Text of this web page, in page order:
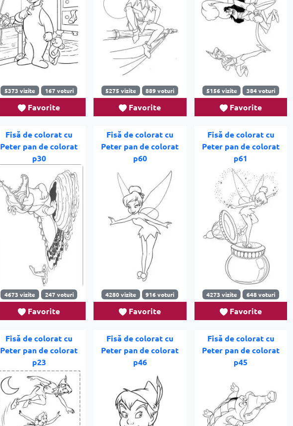
5373 vizite 167 voturi
Favorite
5275 vizite 889 voturi
Favorite
5156 vizite 384 voturi
Favorite
Fisă de colorat cu
Peter pan de colorat
p30
4673 vizite 247 voturi
Favorite
Fisă de colorat cu
Peter pan de colorat
p60
4280 vizite 916 voturi
Favorite
Fisă de colorat cu
Peter pan de colorat
p61
4273 vizite 648 voturi
Favorite
Fisă de colorat cu
Peter pan de colorat
p23
Fisă de colorat cu
Peter pan de colorat
p46
Fisă de colorat cu
Peter pan de colorat
p45